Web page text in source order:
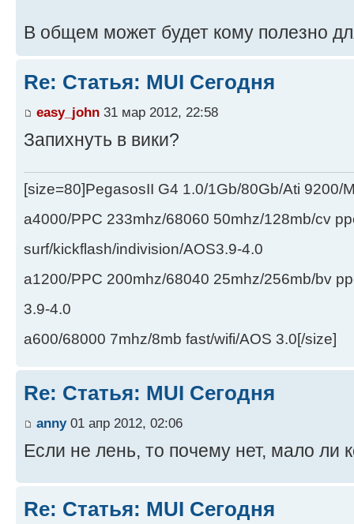
В общем может будет кому полезно
Re: Статья: MUI Сегодня
easy_john 31 мар 2012, 22:58
Запихнуть в вики?
[size=80]PegasosII G4 1.0/1Gb/80Gb/Ati 9200/
a4000/PPC 233mhz/68060 50mhz/128mb/cv
surf/kickflash/indivision/AOS3.9-4.0
a1200/PPC 200mhz/68040 25mhz/256mb/bv
3.9-4.0
a600/68000 7mhz/8mb fast/wifi/AOS 3.0[/size]
Re: Статья: MUI Сегодня
anny01 апр 2012, 02:06
Если не лень, то почему нет, мало ли
Re: Статья: MUI Сегодня